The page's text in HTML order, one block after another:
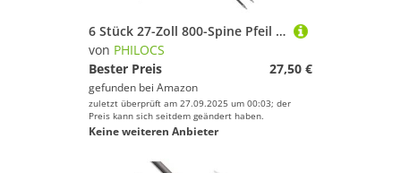
6 Stück 27-Zoll 800-Spine Pfeil Abnehmbare Pfeilspitzen Übungspfeil Jagdpfeil Truthahnfedern Pfeilfedern Carbonpfeile Bogenpfeile für Langbogen Recurvebogen Compoundbogen Bogenschießen Violett A5
von PHILOCS
Bester Preis
27,50 €
gefunden bei Amazon
zuletzt überprüft am 27.09.2025 um 00:03; der
Preis kann sich seitdem geändert haben.
Keine weiteren Anbieter